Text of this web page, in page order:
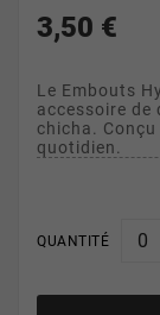
3,50 €
Le Embouts
accessoire de
chicha.
quotidien.
QUANTITÉ